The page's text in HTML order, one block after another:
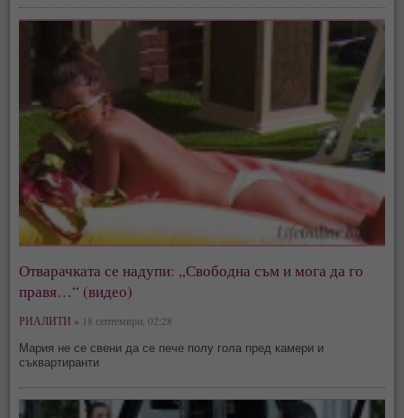
Отварачката се надупи: „Свободна съм и мога да го
правя…“ (видео)
РИАЛИТИ » 18 септември, 02:28
Мария не се свени да се пече полу гола пред камери и
съквартиранти